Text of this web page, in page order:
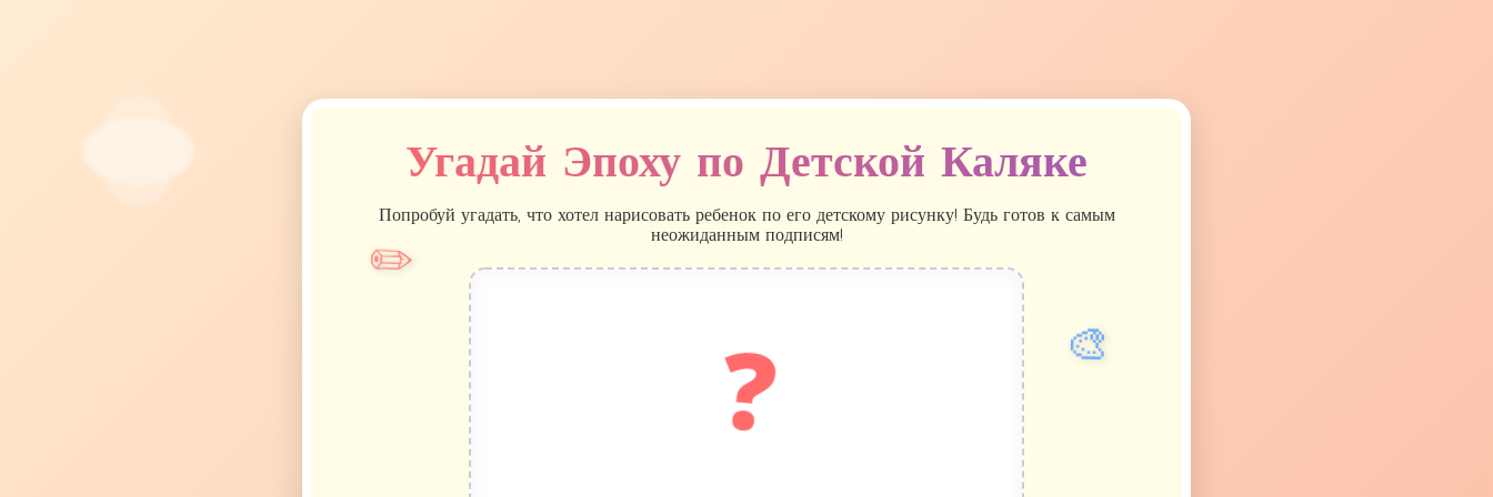
Угадай Эпоху по Детской Каляке
Попробуй угадать, что хотел нарисовать ребенок по его детскому рисунку! Будь готов к самым
неожиданным подписям!
❓
✏️
🎨